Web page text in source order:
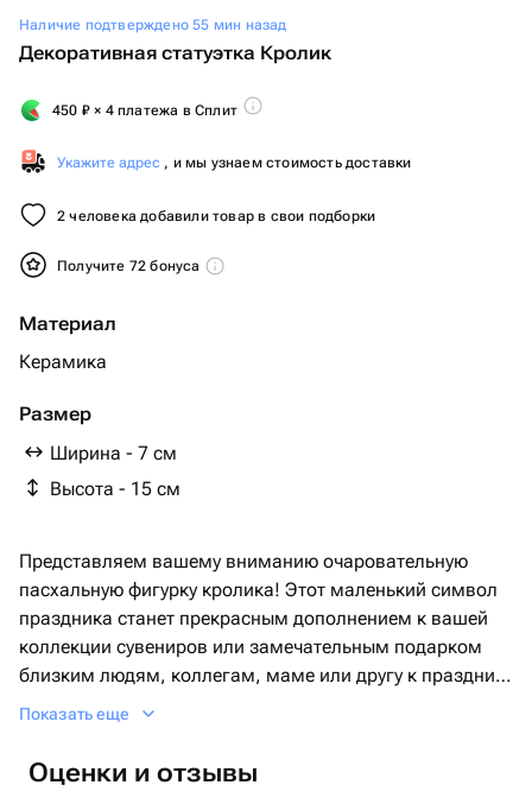
Наличие подтверждено 55 мин назад
Декоративная статуэтка Кролик
450 ₽ × 4 платежа в Сплит
Укажите адрес , и мы узнаем стоимость доставки
2 человека добавили товар в свои подборки
Получите 72 бонуса
Материал
Керамика
Размер
Ширина - 7 см
Высота - 15 см
Представляем вашему вниманию очаровательную
пасхальную фигурку кролика! Этот маленький символ
праздника станет прекрасным дополнением к вашей
коллекции сувениров или замечательным подарком
близким людям, коллегам, маме или другу к празднику
Кролик традиционно ассоциируется с праздником
Пасхи, символизируя новую жизнь, надежду и радость.
Показать еще
Оценки и отзывы